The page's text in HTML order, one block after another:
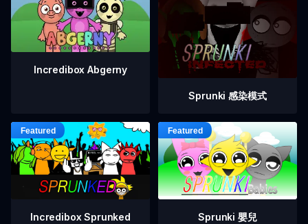
Incredibox Abgerny
Sprunki 感染模式
Incredibox Sprunked Sprunki 嬰兒